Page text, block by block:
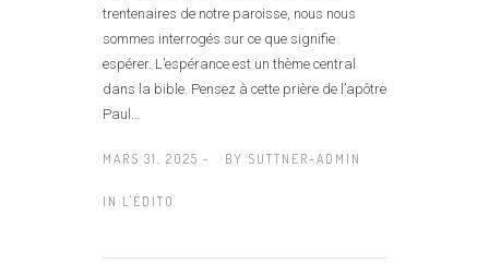
trentenaires de notre paroisse, nous nous
sommes interrogés sur ce que signifie
espérer. L’espérance est un thème central
dans la bible. Pensez à cette prière de l’apôtre
Paul...
MARS 31, 2025 - BY SUTTNER-ADMIN
IN L'ÉDITO